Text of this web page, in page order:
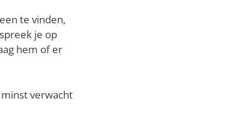
te vinden,
je op
hem of er
verwacht